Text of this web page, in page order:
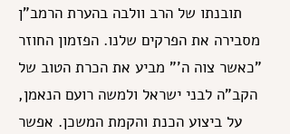
תובנתו של הרב וולבה בהערת הרמב"ן
מסבירה את הפרקים שלנו. הפזמון החוזר
"כאשר צוה ה'" מביע את הכרת הטוב של
הקב"ה לבני ישראל ולמשה רועם הנאמן,
על ביצוע הכנת והקמת המשכן. אפשר